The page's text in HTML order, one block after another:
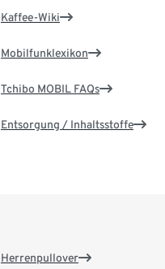
Kaffee-Wiki
Mobilfunklexikon
Tchibo MOBIL FAQs
Entsorgung / Inhaltsstoffe
Herrenpullover